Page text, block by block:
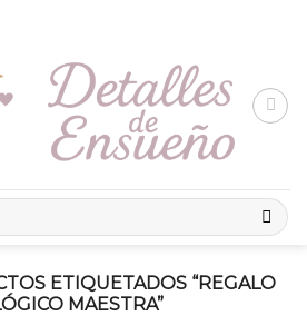
ETIQUETADOS “REGALO
MAESTRA”